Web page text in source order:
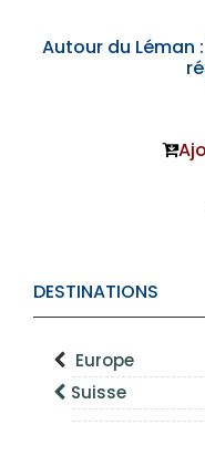
DESTINATIONS
Europe
Suisse
Autour du Léman